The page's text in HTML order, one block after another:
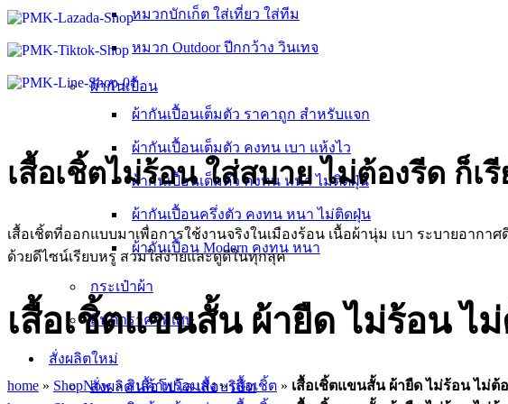
หมวกบักเก็ต ใส่เที่ยว ใส่ทีม
หมวก Outdoor ปีกกว้าง วินเทจ
ผ้ากันเปื้อน
ผ้ากันเปื้อนเต็มตัว ราคาถูก สำหรับแจก
ผ้ากันเปื้อนเต็มตัว คงทน เบา แห้งไว
ผ้ากันเปื้อนเต็มตัว คงทน หนา ไม่ติดฝุ่น
ผ้ากันเปื้อนครึ่งตัว คงทน หนา ไม่ติดฝุ่น
ผ้ากันเปื้อน Modern คงทน หนา
กระเป๋าผ้า
สินค้าราคาพิเศษ
สั่งผลิตใหม่
สั่งผลิต เสื้อโปโล เสื้อบริษัท
เสื้อเชิ้ตไม่ร้อน ใส่สบาย ไม่ต้องรีด ก็เ
เสื้อเชิ้ตที่ออกแบบมาเพื่อการใช้งานจริงในเมืองร้อน เนื้อผ้านุ่ม เบา ระบายอา
ด้วยดีไซน์เรียบหรู สวมใส่ง่ายและดูดีในทุกลุค
เสื้อเชิ้ตแขนสั้น ผ้ายืด ไม่ร้อน ไ
home » ShopNow»สินค้าพร้อมส่ง»เสื้อเชิ้ต » เสื้อเชิ้ตแขนสั้น ผ้ายืด ไม่ร้อน ไม่ต้